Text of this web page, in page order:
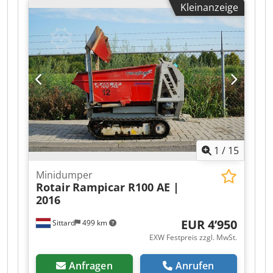
Kleinanzeige
1 / 15
Sittard 499 km
Minidumper
Rotair Rampicar R100 AE |
2016
EUR 4’950
EXW Festpreis zzgl. MwSt.
Anfragen Anrufen